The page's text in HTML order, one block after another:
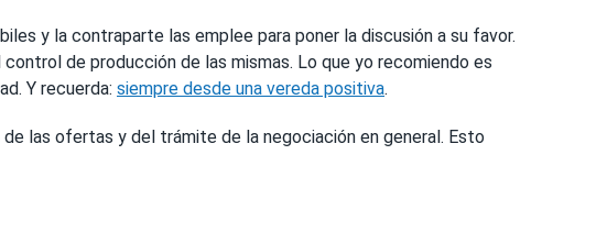
y la contraparte las emplee para poner la discusión a su favor.
de producción de las mismas. Lo que yo recomiendo es
Y recuerda: siempre desde una vereda positiva.
las ofertas y del trámite de la negociación en general. Esto